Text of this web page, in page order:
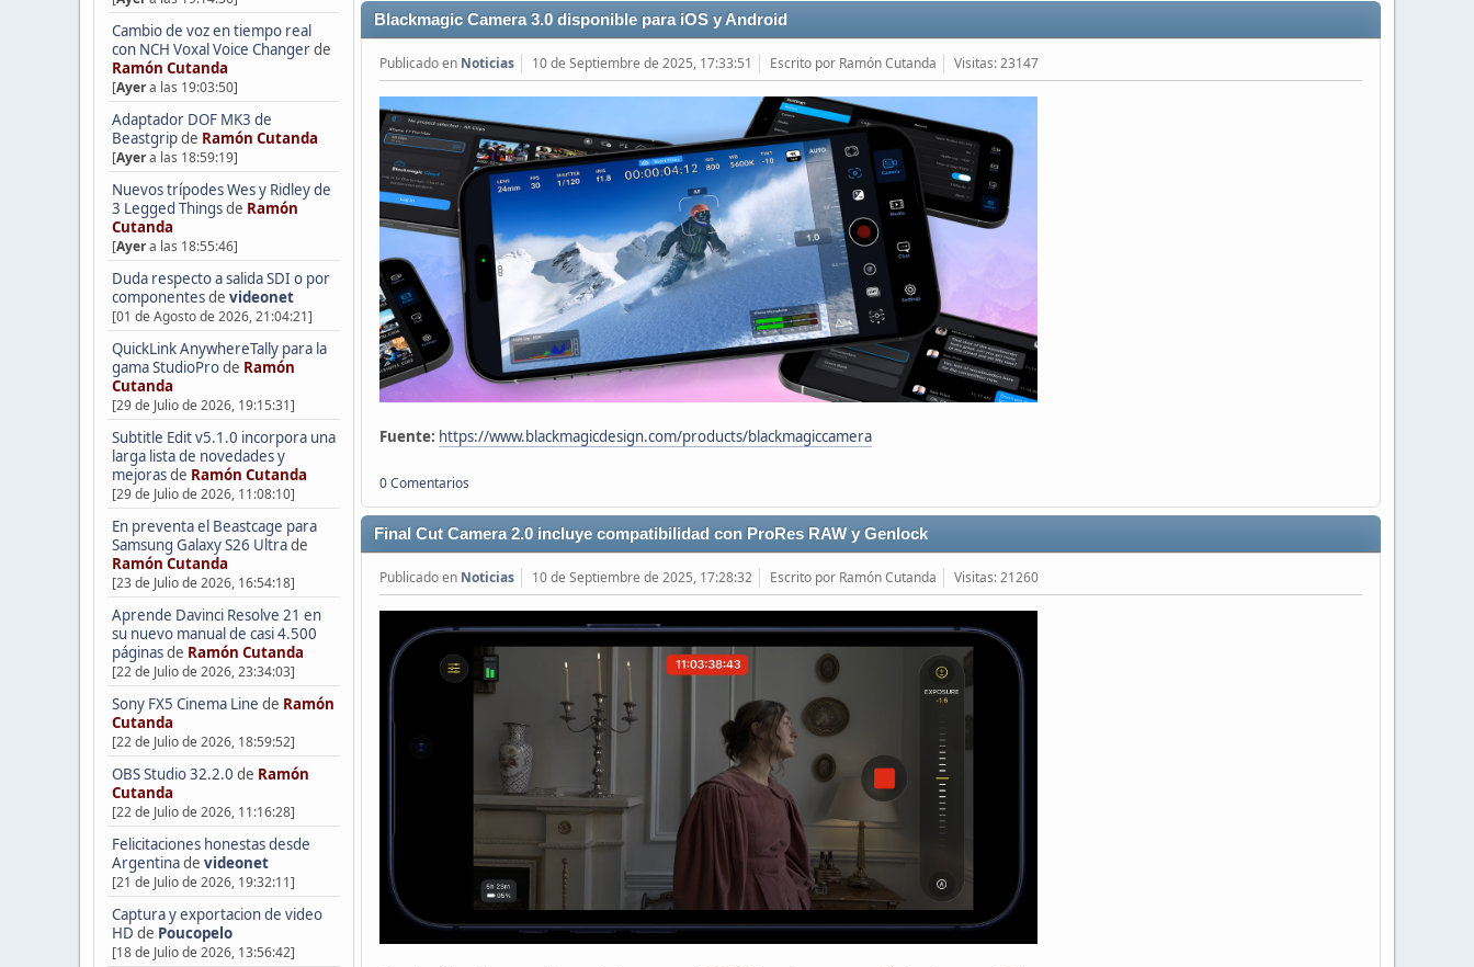
Cambio de voz en tiempo real
con NCH Voxal Voice Changerde
Ramón Cutanda
[Ayera las 19:03:50]
Adaptador DOF MK3 de
Beastgripde Ramón Cutanda
[Ayera las 18:59:19]
Nuevos trípodes Wes y Ridley de
3 Legged Thingsde Ramón
Cutanda
[Ayera las 18:55:46]
Duda respecto a salida SDI o por
componentesde videonet
[01 de Agosto de 2026, 21:04:21]
QuickLink AnywhereTally para la
gama StudioProde Ramón
Cutanda
[29 de Julio de 2026, 19:15:31]
Subtitle Edit v5.1.0 incorpora una
larga lista de novedades y
mejorasde Ramón Cutanda
[29 de Julio de 2026, 11:08:10]
En preventa el Beastcage para
Samsung Galaxy S26 Ultrade
Ramón Cutanda
[23 de Julio de 2026, 16:54:18]
Aprende Davinci Resolve 21 en
su nuevo manual de casi 4.500
páginasde Ramón Cutanda
[22 de Julio de 2026, 23:34:03]
Sony FX5 Cinema Line de Ramón
Cutanda
[22 de Julio de 2026, 18:59:52]
OBS Studio 32.2.0 de Ramón
Cutanda
[22 de Julio de 2026, 11:16:28]
Felicitaciones honestas desde
Argentinade videonet
[21 de Julio de 2026, 19:32:11]
Captura y exportacion de video
HD de Poucopelo
[18 de Julio de 2026, 13:56:42]
Blackmagic Camera 3.0 disponible para iOS y Android
Publicado en Noticias 10 de Septiembre de 2025, 17:33:51 Escrito por Ramón Cutanda Visitas: 23147
Fuente: https://www.blackmagicdesign.com/products/blackmagiccamera
0 Comentarios
Final Cut Camera 2.0 incluye compatibilidad con ProRes RAW y Genlock
Publicado en Noticias 10 de Septiembre de 2025, 17:28:32 Escrito por Ramón Cutanda Visitas: 21260